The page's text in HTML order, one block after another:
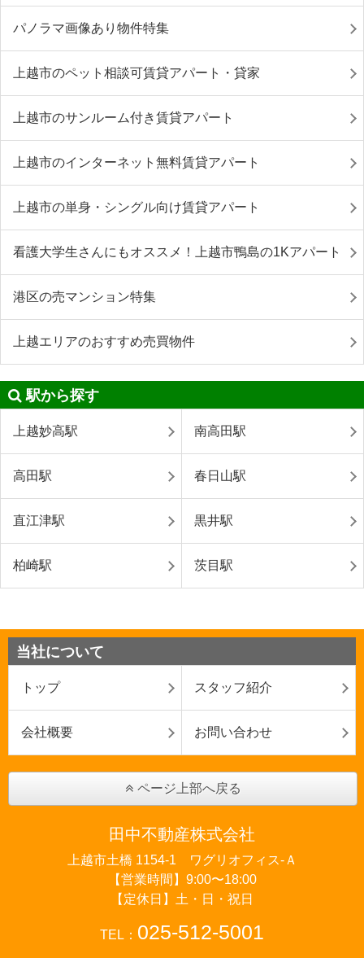
パノラマ画像あり物件特集
上越市のペット相談可賃貸アパート・貸家
上越市のサンルーム付き賃貸アパート
上越市のインターネット無料賃貸アパート
上越市の単身・シングル向け賃貸アパート
看護大学生さんにもオススメ！上越市鴨島の1Kアパート
港区の売マンション特集
上越エリアのおすすめ売買物件
駅から探す
上越妙高駅 南高田駅
高田駅 春日山駅
直江津駅 黒井駅
柏崎駅 茨目駅
当社について
トップ スタッフ紹介
会社概要 お問い合わせ
ページ上部へ戻る
田中不動産株式会社
上越市土橋 1154-1 ワグリオフィス‐Ａ
【営業時間】9:00〜18:00
【定休日】土・日・祝日
TEL： 025-512-5001